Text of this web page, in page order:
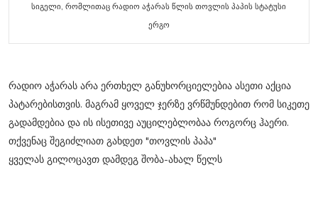
სიგელი, რომლითაც რადიო აჭარას წლის თოვლის პაპის სტატუსი
ერგო
რადიო აჭარას არა ერთხელ განუხორციელებია ასეთი აქცია
პატარებისთვის. მაგრამ ყოველ ჯერზე ვრწმუნდებით რომ სიკეთე
გადამდებია და ის ისეთივე აუცილებლობაა როგორც ჰაერი.
თქვენაც შეგიძლიათ გახდეთ "თოვლის პაპა"
ყველას გილოცავთ დამდეგ შობა-ახალ წელს